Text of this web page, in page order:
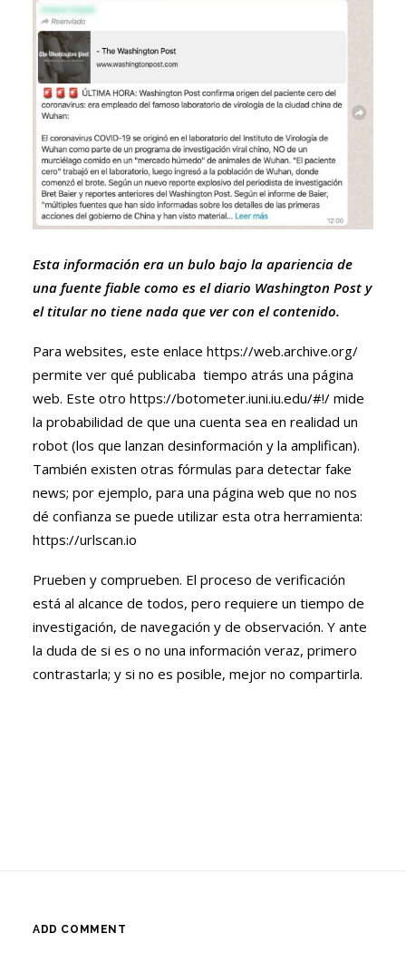
Esta información era un bulo bajo la apariencia de
una fuente fiable como es el diario Washington Post y
el titular no tiene nada que ver con el contenido.
Para websites, este enlace https://web.archive.org/
permite ver qué publicaba tiempo atrás una página
web. Este otro https://botometer.iuni.iu.edu/#!/ mide
la probabilidad de que una cuenta sea en realidad un
robot (los que lanzan desinformación y la amplifican).
También existen otras fórmulas para detectar fake
news; por ejemplo, para una página web que no nos
dé confianza se puede utilizar esta otra herramienta:
https://urlscan.io
Prueben y comprueben. El proceso de verificación
está al alcance de todos, pero requiere un tiempo de
investigación, de navegación y de observación. Y ante
la duda de si es o no una información veraz, primero
contrastarla; y si no es posible, mejor no compartirla.
ADD COMMENT